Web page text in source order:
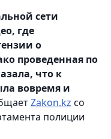
сети
где
о
проведенная по
что к
вовремя и
Zakon.kz со
полиции